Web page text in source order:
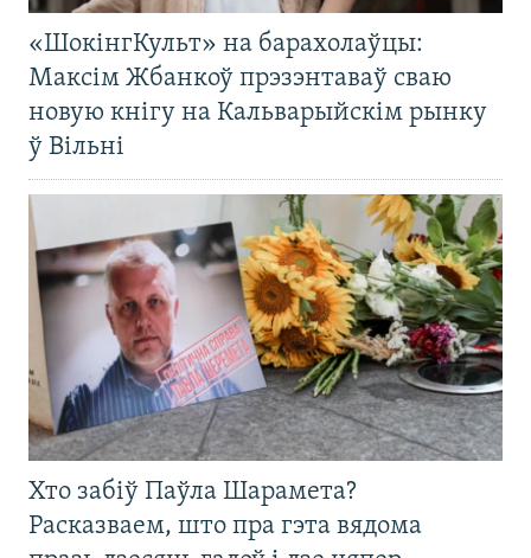
«ШокінгКульт» на барахолаўцы:
Максім Жбанкоў прэзэнтаваў сваю
новую кнігу на Кальварыйскім рынку
ў Вільні
Хто забіў Паўла Шарамета?
Расказваем, што пра гэта вядома